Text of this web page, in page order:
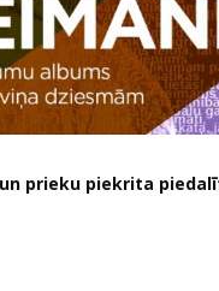
prieku piekrita